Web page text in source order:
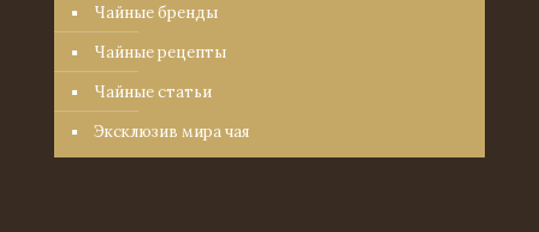
Чайные бренды
Чайные рецепты
Чайные статьи
Эксклюзив мира чая